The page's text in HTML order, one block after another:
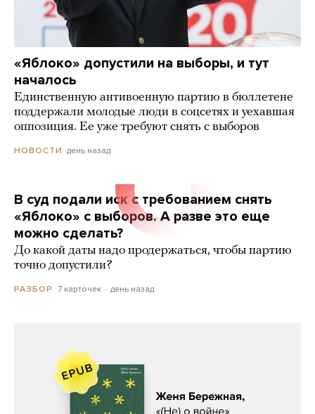
«Яблоко» допустили на выборы, и тут
началось
Единственную антивоенную партию в бюллетене
поддержали молодые люди в соцсетях и уехавшая
оппозиция. Ее уже требуют снять с выборов
НОВОСТИ день назад
В суд подали иск с требованием снять
«Яблоко» с выборов. А разве это еще
можно сделать?
До какой даты надо продержаться, чтобы партию
точно допустили?
РАЗБОР 7 карточек день назад